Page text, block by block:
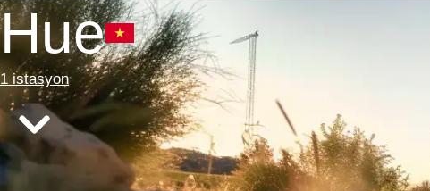
Hue
1 istasyon